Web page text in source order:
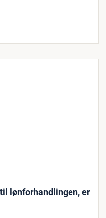
lønforhandlingen, er